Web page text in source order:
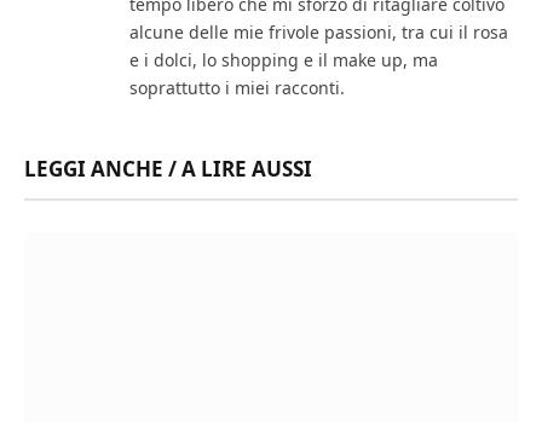
alcune delle mie frivole passioni, tra cui il rosa
e i dolci, lo shopping e il make up, ma
soprattutto i miei racconti.
LEGGI ANCHE / A LIRE AUSSI